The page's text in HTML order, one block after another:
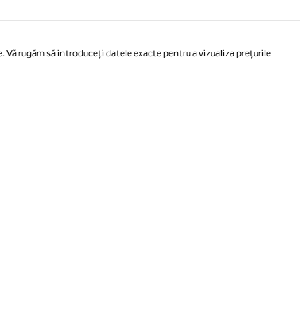
rugăm să introduceți datele exacte pentru a vizualiza prețurile